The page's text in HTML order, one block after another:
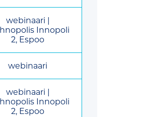
webinaari |
Innopoli
2, Espoo
webinaari
webinaari |
Innopoli
2, Espoo